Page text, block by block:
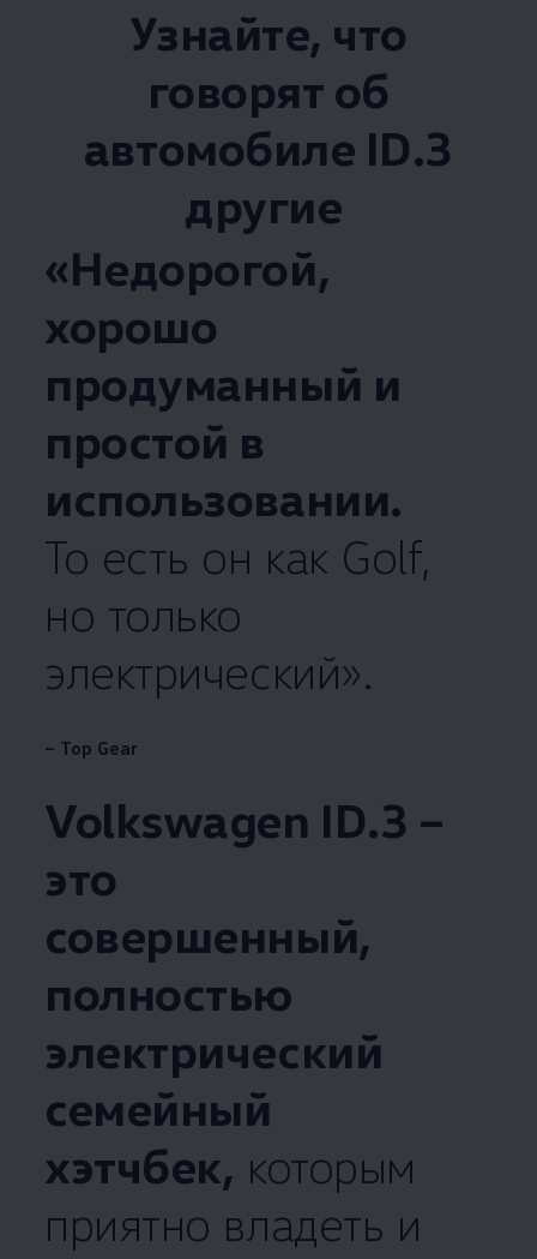
Узнайте, что
говорят об
автомобиле ID.3
другие
«Недорогой,
хорошо
продуманный и
простой в
использовании.
То есть он как Golf,
но только
электрический».
– Top Gear
Volkswagen ID.3 –
это
совершенный,
полностью
электрический
семейный
хэтчбек, которым
приятно владеть и